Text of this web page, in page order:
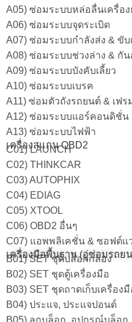
A05) ซ่อมระบบหล่อลื่นเครื่อ
A06) ซ่อมระบบจุดระเบิด
A07) ซ่อมระบบกำลังส่ง & ขั
A08) ซ่อมระบบช่วงล่าง & กั
A09) ซ่อมระบบบังคับเลี้ยว
A10) ซ่อมระบบเบรค
A11) ซ่อมตัวถังรถยนต์ & เฟ
A12) ซ่อมระบบแอร์คอนดิชั่น
A13) ซ่อมระบบไฟฟ้า
เครื่องสแกน OBD2
C01) LAUNCH
C02) THINKCAR
C03) AUTOPHIX
C04) EDIAG
C05) XTOOL
C06) OBD2 อื่นๆ
C07) แอพพลิเคชั่น & ซอฟต์แ
เครื่องมือพื้นฐาน (อู่ซ่อมรถย
B01) SET ชุดบล็อกกล่อง
B02) SET ชุดตู้เครื่องมือ
B03) SET ชุดถาดเก็บเครื่องมื
B04) ประแจ, ประแจปอนด์
B05) ลูกบล็อก, อุปกรณ์บล็อก